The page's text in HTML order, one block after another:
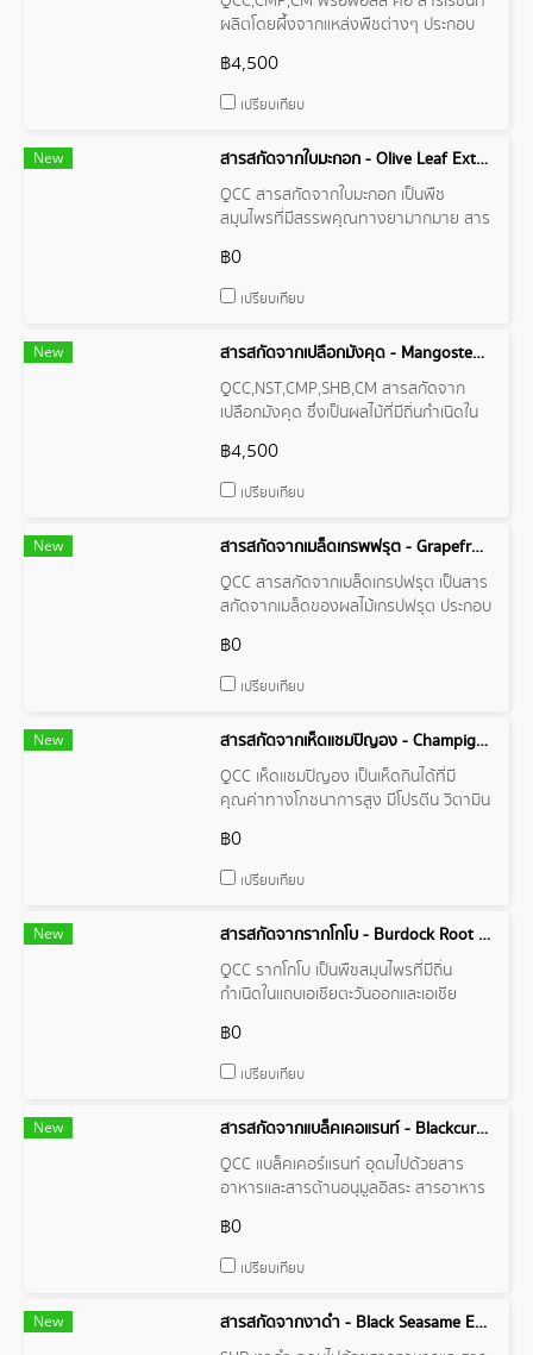
ผลิตโดยผึ้งจากแหล่งพืชต่างๆ ประกอบ
นอยด์ ฟีนอลลิก อัลคาลอยด์ และเทอร์ปี
นอยด์ ซึ่งมีคุณสมบัติต้านการอักเสบ ต้าน
฿4,500
เปรียบเทียบ
New
สารสกัดจากใบมะกอก - Olive Leaf Extract
QCC สารสกัดจากใบมะกอก เป็นพืช
สมุนไพรที่มีสรรพคุณทางยามากมาย สาร
สารโอเลยูโรพีน ซึ่งเป็นสารต้านอนุมูลอิสระ
ที่มีประสิทธิภาพสูง นอกจากนี้ สารสกัดใบ
สารอาหารอื่นๆ ที่มีประโยชน์ต่อสุขภาพ
฿0
เปรียบเทียบ
New
สารสกัดจากเปลือกมังคุด - Mangosteen Peel Extract
QCC,NST,CMP,SHB,CM สารสกัดจาก
เปลือกมังคุด ซึ่งเป็นผลไม้ที่มีถิ่นกำเนิดใน
สารประกอบสำคัญหลายชนิด และมี
ศักยภาพในการรักษาหรือป้องกันโรค
หวาน โรคความดันโลหิตสูง โรคอัลไซเมอร์
โรคภูมิแพ้ และโรคติดเชื้อ
฿4,500
เปรียบเทียบ
New
สารสกัดจากเมล็ดเกรพฟรุต - Grapefruit Seed Extract
QCC สารสกัดจากเมล็ดเกรปฟรุต เป็นสาร
สกัดจากเมล็ดของผลไม้เกรปฟรุต ประกอบ
เช่น นาริงิน ฟลาโวนอล และโพลีฟีนอล มี
คุณสมบัติทางยาหลายประการ เช่น ต้าน
ต้านเชื้อรา และต้านการอักเสบ
฿0
เปรียบเทียบ
New
สารสกัดจากเห็ดแชมปิญอง - Champignon Mushroom Extract
QCC เห็ดแชมปิญอง เป็นเห็ดกินได้ที่มี
คุณค่าทางโภชนาการสูง มีโปรตีน วิตามิน
ต่อสุขภาพ เช่น ช่วยลดความเสี่ยงของโรค
หัวใจ โรคมะเร็ง และโรคเบาหวาน
฿0
เปรียบเทียบ
New
สารสกัดจากรากโกโบ - Burdock Root Extract
QCC รากโกโบ เป็นพืชสมุนไพรที่มีถิ่น
กำเนิดในแถบเอเชียตะวันออกและเอเชีย
ประกอบอาหารและรับประทานเป็นผัก อุดม
ไปด้วยสารอาหารและสารต้านอนุมูลอิสระ
ร่างกายและช่วยป้องกันโรคต่างๆ
฿0
เปรียบเทียบ
New
สารสกัดจากแบล็คเคอแรนท์ - Blackcurrant Extract
QCC แบล็คเคอร์แรนท์ อุดมไปด้วยสาร
อาหารและสารต้านอนุมูลอิสระ สารอาหาร
ช่วยป้องกันโรคต่างๆ เช่น โรคหัวใจ โรค
มะเร็ง โรคเบาหวาน และโรคข้อเสื่อม
฿0
เปรียบเทียบ
New
สารสกัดจากงาดำ - Black Seasame Extract